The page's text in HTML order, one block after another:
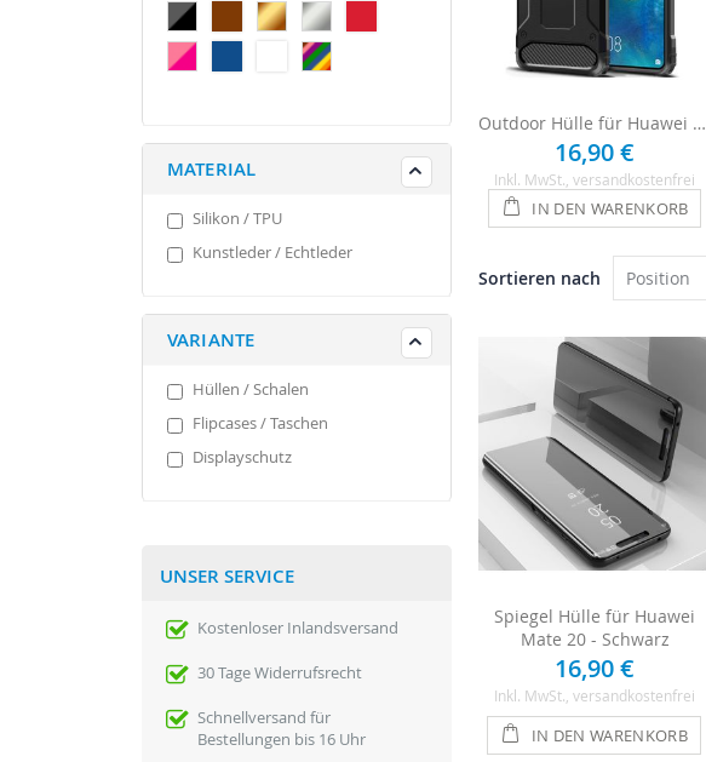
Outdoor Hülle für Huawei Mate 20 - Schwarz
16,90 €
Inkl. MwSt. , versandkostenfrei
IN DEN WARENKORB
Sortieren nach
Spiegel Hülle für Huawei
Mate 20 - Schwarz
16,90 €
Inkl. MwSt., versandkostenfrei
IN DEN WARENKORB
MATERIAL
Silikon / TPU
Kunstleder / Echtleder
VARIANTE
Hüllen / Schalen
Flipcases / Taschen
Displayschutz
UNSER SERVICE
Kostenloser Inlandsversand
30 Tage Widerrufsrecht
Schnellversand für
Bestellungen bis 16 Uhr